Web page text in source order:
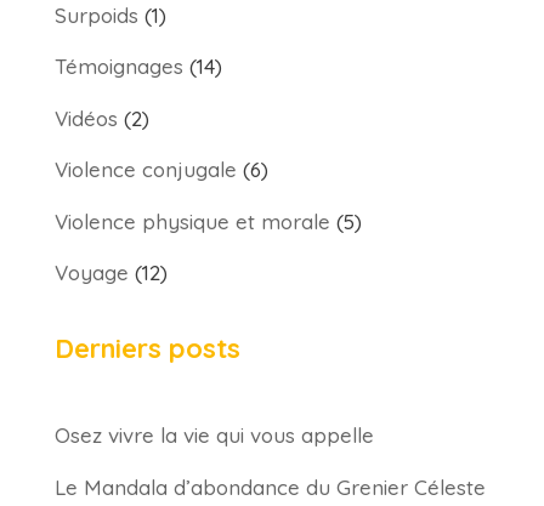
Surpoids (1)
Témoignages (14)
Vidéos (2)
Violence conjugale (6)
Violence physique et morale (5)
Voyage (12)
Derniers posts
Osez vivre la vie qui vous appelle
Le Mandala d’abondance du Grenier Céleste